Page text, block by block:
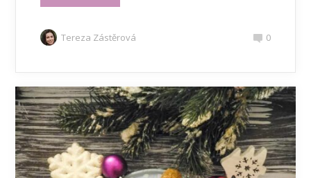
Tereza Zástěrová 0